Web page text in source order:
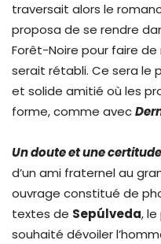
traversait alors le
proposa de se rendre
Forêt-Noire pour faire de
serait rétabli. Ce sera le
et solide amitié où les
forme, comme avec
Un doute et une certitude
d’un ami fraternel au
ouvrage constitué de
textes de Sepúlveda,
souhaité dévoiler